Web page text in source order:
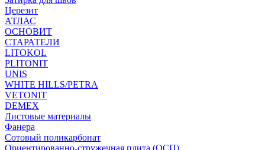
Церезит
АТЛАС
ОСНОВИТ
СТАРАТЕЛИ
LITOKOL
PLITONIT
UNIS
WHITE HILLS/PETRA
VETONIT
DEMEX
Листовые материалы
Фанера
Сотовый поликарбонат
Ориентированно-стружечная плита (ОСП)